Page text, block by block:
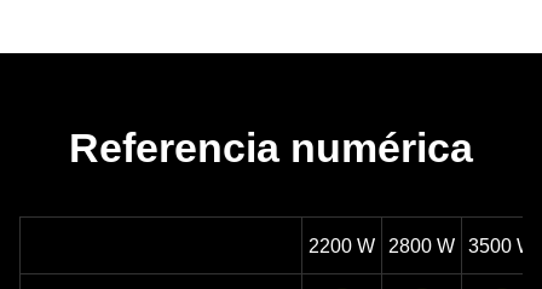
Referencia numérica
2200 W 2800 W 3500 W